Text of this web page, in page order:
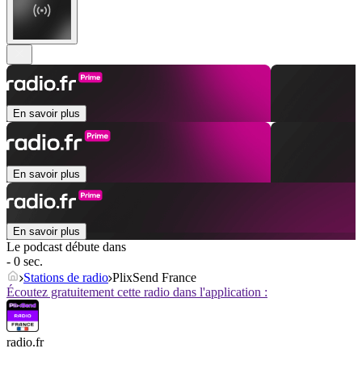
En savoir plus
En savoir plus
En savoir plus
Le podcast débute dans
- 0 sec.
Stations de radio PlixSend France
Écoutez gratuitement cette radio dans l'application :
radio.fr